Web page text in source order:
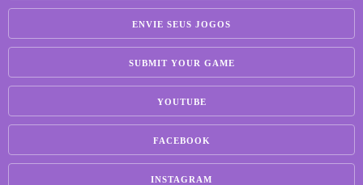
ENVIE SEUS JOGOS
SUBMIT YOUR GAME
YOUTUBE
FACEBOOK
INSTAGRAM